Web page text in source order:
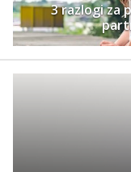
3 razlogi za